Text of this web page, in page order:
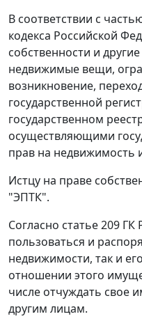
В соответствии с
кодекса Российской
собственности и
недвижимые вещи,
возникновение,
государственной
государственном
осуществляющими
прав на недвижимость
Истцу на праве
"ЭПТК".
Согласно статье 209 ГК
пользоваться и
недвижимости, так и
отношении этого
числе отчуждать свое
другим лицам.